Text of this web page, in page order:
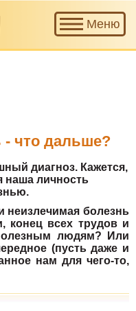
Меню
- что дальше?
диагноз. Кажется,
наша личность
неизлечимая болезнь
конец всех трудов и
людям? Или
(пусть даже и
нам для чего-то,